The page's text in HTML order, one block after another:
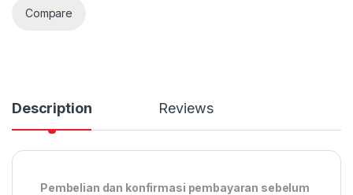
Compare
Description Reviews
Pembelian dan konfirmasi pembayaran sebelum